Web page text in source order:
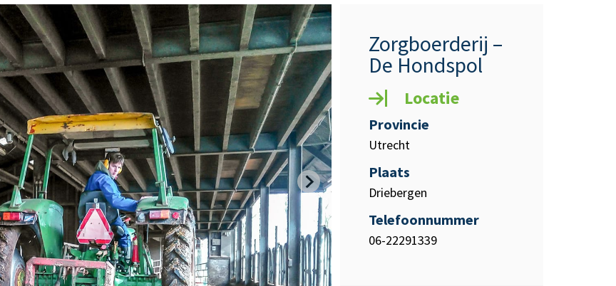
Zorgboerderij –
De Hondspol
Locatie
Provincie
Utrecht
Plaats
Driebergen
Telefoonnummer
06-22291339